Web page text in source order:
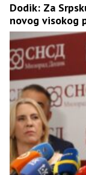
Dodik: Za
novog visokog